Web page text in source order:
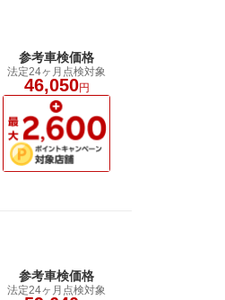
参考車検価格
法定24ヶ月点検対象
46,050円
参考車検価格
法定24ヶ月点検対象